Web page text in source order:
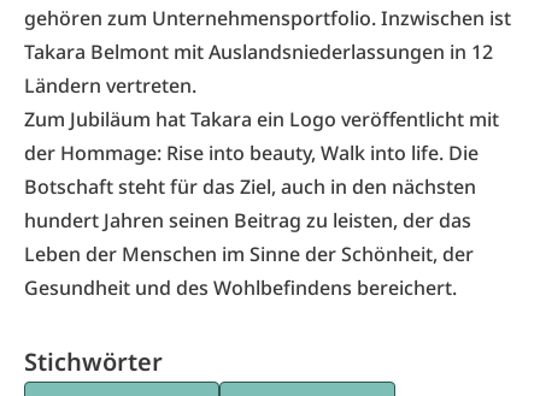
gehören zum Unternehmensportfolio. Inzwischen ist
Takara Belmont mit Auslandsniederlassungen in 12
Ländern vertreten.
Zum Jubiläum hat Takara ein Logo veröffentlicht mit
der Hommage: Rise into beauty, Walk into life. Die
Botschaft steht für das Ziel, auch in den nächsten
hundert Jahren seinen Beitrag zu leisten, der das
Leben der Menschen im Sinne der Schönheit, der
Gesundheit und des Wohlbefindens bereichert.
Stichwörter